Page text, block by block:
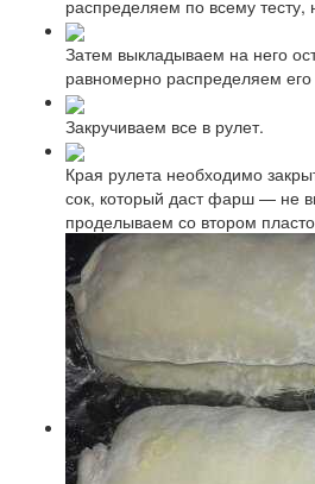
распределяем по всему тесту,
Затем выкладываем на него
равномерно распределяем его
Закручиваем все в рулет.
Края рулета необходимо
сок, который даст фарш — не
проделываем со втором